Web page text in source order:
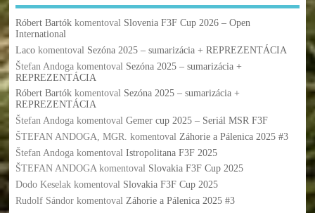
Róbert Bartókkomentoval Slovenia F3F Cup 2026 – Open
International
Lacokomentoval Sezóna 2025 – sumarizácia + REPREZENTÁCIA
Štefan Andogakomentoval Sezóna 2025 – sumarizácia +
REPREZENTÁCIA
Róbert Bartókkomentoval Sezóna 2025 – sumarizácia +
REPREZENTÁCIA
Štefan Andogakomentoval Gemer cup 2025 – Seriál MSR F3F
ŠTEFAN ANDOGA, MGR. komentoval Záhorie a Pálenica 2025 #3
Štefan Andogakomentoval Istropolitana F3F 2025
ŠTEFAN ANDOGAkomentoval Slovakia F3F Cup 2025
Dodo Keselakkomentoval Slovakia F3F Cup 2025
Rudolf Sándorkomentoval Záhorie a Pálenica 2025 #3